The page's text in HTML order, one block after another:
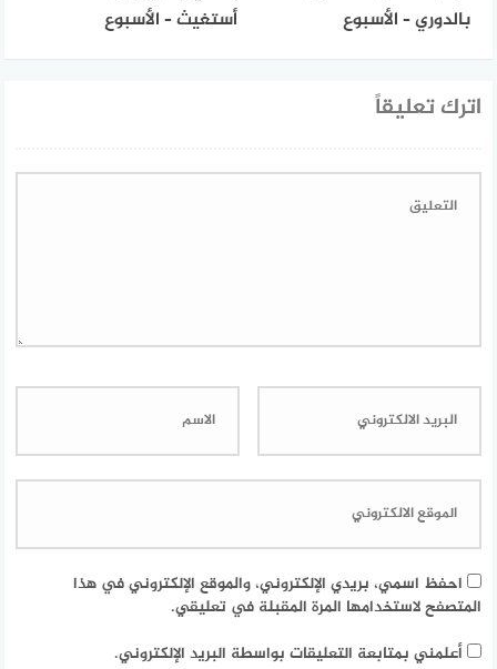
بالدوري – الأسبوع
أستغيث – الأسبوع
اترك تعليقاً
احفظ اسمي، بريدي الإلكتروني، والموقع الإلكتروني في هذا
المتصفح لاستخدامها المرة المقبلة في تعليقي.
أعلمني بمتابعة التعليقات بواسطة البريد الإلكتروني.